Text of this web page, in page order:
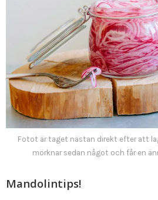
Fotot är taget nästan direkt efter att
mörknar sedan något och får en
Mandolintips!